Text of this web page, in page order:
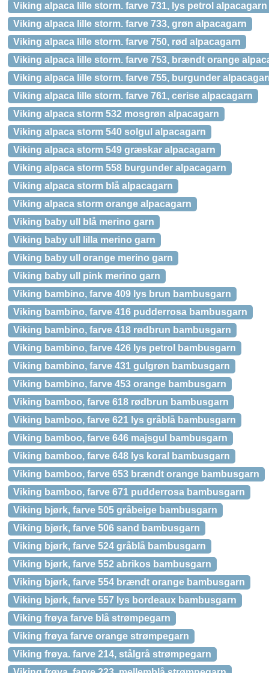
Viking alpaca lille storm. farve 731, lys petrol alpacagarn
Viking alpaca lille storm. farve 733, grøn alpacagarn
Viking alpaca lille storm. farve 750, rød alpacagarn
Viking alpaca lille storm. farve 753, brændt orange
Viking alpaca lille storm. farve 755, burgunder
Viking alpaca lille storm. farve 761, cerise alpacagarn
Viking alpaca storm 532 mosgrøn alpacagarn
Viking alpaca storm 540 solgul alpacagarn
Viking alpaca storm 549 græskar alpacagarn
Viking alpaca storm 558 burgunder alpacagarn
Viking alpaca storm blå alpacagarn
Viking alpaca storm orange alpacagarn
Viking baby ull blå merino garn
Viking baby ull lilla merino garn
Viking baby ull orange merino garn
Viking baby ull pink merino garn
Viking bambino, farve 409 lys brun bambusgarn
Viking bambino, farve 416 pudderrosa bambusgarn
Viking bambino, farve 418 rødbrun bambusgarn
Viking bambino, farve 426 lys petrol bambusgarn
Viking bambino, farve 431 gulgrøn bambusgarn
Viking bambino, farve 453 orange bambusgarn
Viking bamboo, farve 618 rødbrun bambusgarn
Viking bamboo, farve 621 lys gråblå bambusgarn
Viking bamboo, farve 646 majsgul bambusgarn
Viking bamboo, farve 648 lys koral bambusgarn
Viking bamboo, farve 653 brændt orange bambusgarn
Viking bamboo, farve 671 pudderrosa bambusgarn
Viking bjørk, farve 505 gråbeige bambusgarn
Viking bjørk, farve 506 sand bambusgarn
Viking bjørk, farve 524 gråblå bambusgarn
Viking bjørk, farve 552 abrikos bambusgarn
Viking bjørk, farve 554 brændt orange bambusgarn
Viking bjørk, farve 557 lys bordeaux bambusgarn
Viking frøya farve blå strømpegarn
Viking frøya farve orange strømpegarn
Viking frøya. farve 214, stålgrå strømpegarn